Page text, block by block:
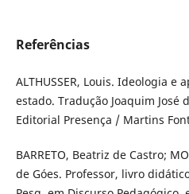
Referências
ALTHUSSER, Louis. Ideologia e
estado. Tradução Joaquim José
Editorial Presença / Martins
BARRETO, Beatriz de Castro;
de Góes. Professor, livro